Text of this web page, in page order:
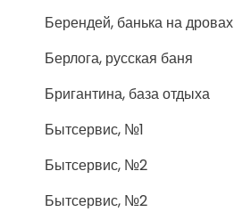
Берендей, банька на дровах
Берлога, русская баня
Бригантина, база отдыха
Бытсервис, №1
Бытсервис, №2
Бытсервис, №2